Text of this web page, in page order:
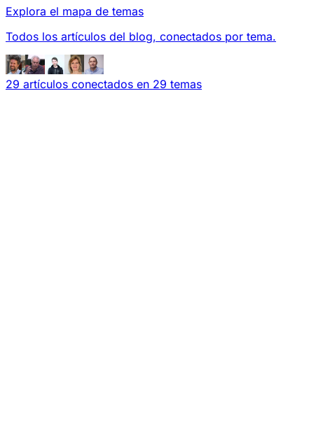
Explora el mapa de temas
Todos los artículos del blog, conectados por tema.
29 artículos conectados en 29 temas